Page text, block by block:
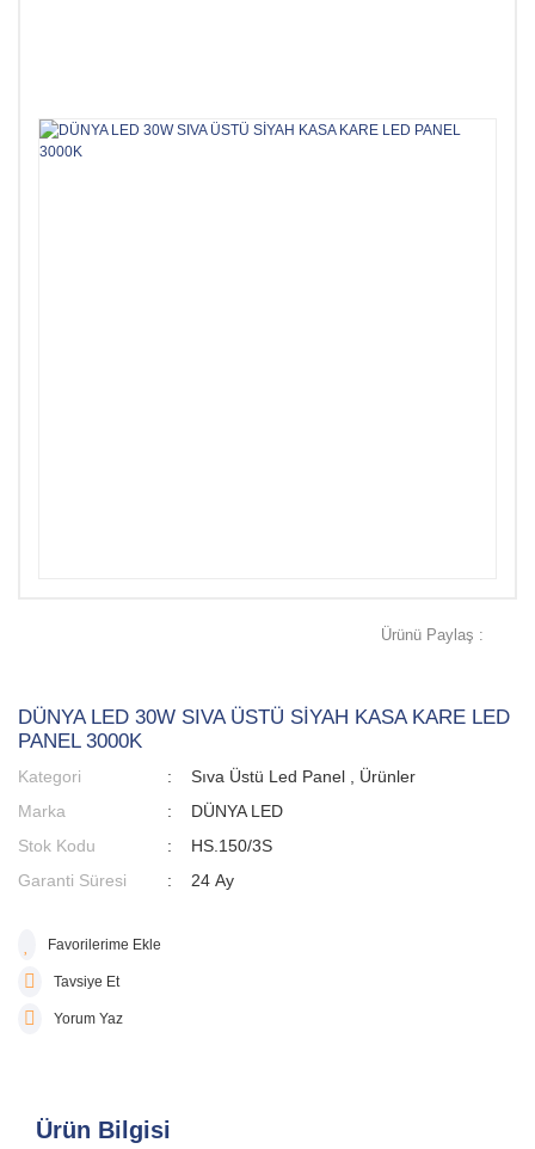
Ürünü Paylaş :
DÜNYA LED 30W SIVA ÜSTÜ SİYAH KASA KARE LED
PANEL 3000K
Kategori Sıva Üstü Led Panel
Ürünler
Marka
DÜNYA LED
Stok Kodu
HS.150/3S
Garanti Süresi
24 Ay
Tavsiye Et
Yorum Yaz
Ürün Bilgisi